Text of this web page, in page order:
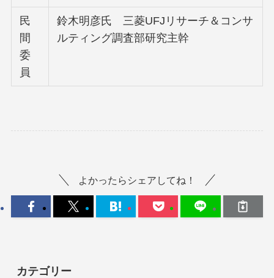
民
間
委
員
鈴木明彦氏 三菱UFJリサーチ＆コンサ
ルティング調査部研究主幹
よかったらシェアしてね！
カテゴリー